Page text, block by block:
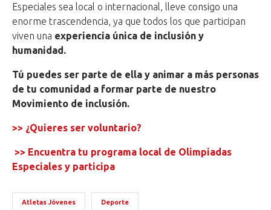
Especiales sea local o internacional, lleve consigo una
enorme trascendencia, ya que todos los que participan
viven una experiencia única de inclusión y
humanidad.
Tú puedes ser parte de ella y animar a más personas
de tu comunidad a formar parte de nuestro
Movimiento de inclusión.
>> ¿Quieres ser voluntario?
>> Encuentra tu programa local de Olimpiadas
Especiales y participa
Atletas Jóvenes Deporte